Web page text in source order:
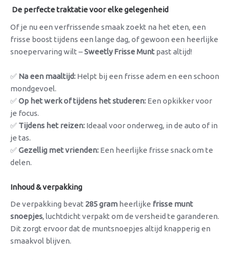
De perfecte traktatie voor elke gelegenheid
Of je nu een verfrissende smaak zoekt na het eten, een
frisse boost tijdens een lange dag, of gewoon een heerlijke
snoepervaring wilt –Sweetly Frisse Munt past altijd!
✅ Na een maaltijd: Helpt bij een frisse adem en een schoon
mondgevoel.
✅Op het werk of tijdens het studeren: Een opkikker voor
je focus.
✅ Tijdens het reizen: Ideaal voor onderweg, in de auto of in
je tas.
✅Gezellig met vrienden: Een heerlijke frisse snack om te
delen.
Inhoud & verpakking
De verpakking bevat 285 gram heerlijke frisse munt
snoepjes, luchtdicht verpakt om de versheid te garanderen.
Dit zorgt ervoor dat de muntsnoepjes altijd knapperig en
smaakvol blijven.